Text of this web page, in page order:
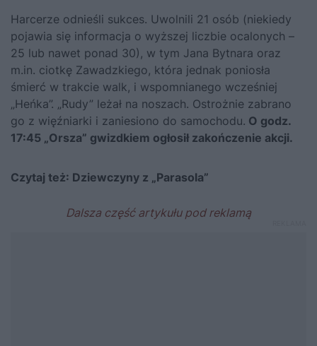
Harcerze odnieśli sukces. Uwolnili 21 osób (niekiedy
pojawia się informacja o wyższej liczbie ocalonych –
25 lub nawet ponad 30), w tym Jana Bytnara oraz
m.in. ciotkę Zawadzkiego, która jednak poniosła
śmierć w trakcie walk, i wspomnianego wcześniej
„Heńka”. „Rudy” leżał na noszach. Ostrożnie zabrano
go z więźniarki i zaniesiono do samochodu. O godz.
17:45 „Orsza” gwizdkiem ogłosił zakończenie akcji.
Czytaj też: Dziewczyny z „Parasola”